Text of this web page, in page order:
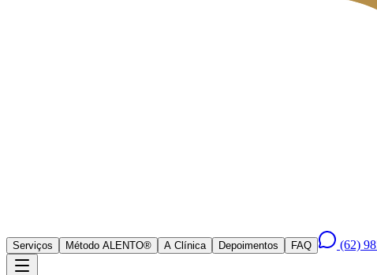
Serviços Método ALENTO® A Clínica Depoimentos FAQ (62)